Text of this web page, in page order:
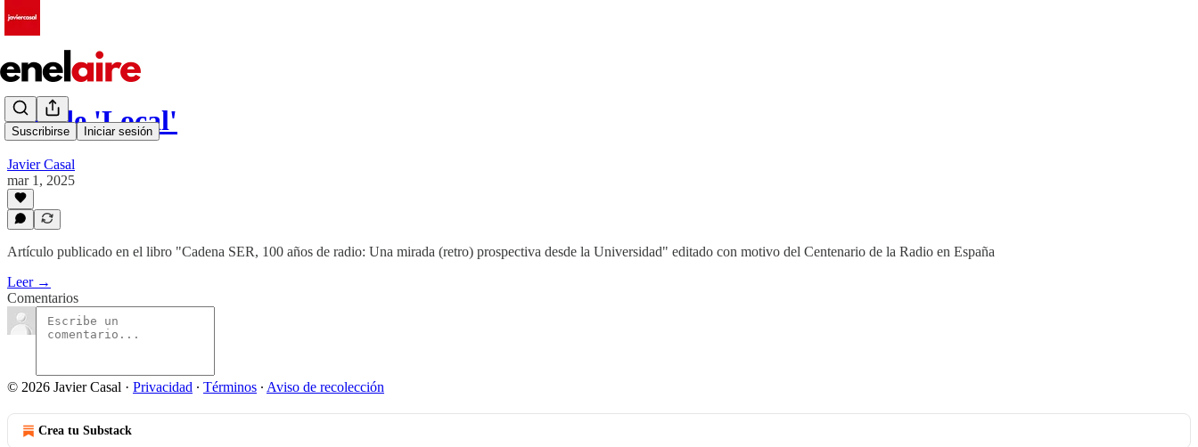
Suscribirse Iniciar sesión
Los de 'Local'
Javier Casal
mar 1, 2025
Artículo publicado en el libro "Cadena SER, 100 años de radio: Una mirada (retro) prospectiva desde la Universidad" editado con motivo del Centenario de la Radio en España
Leer →
Comentarios
© 2026 Javier Casal · Privacidad ∙ Términos ∙ Aviso de recolección
Crea tu Substack